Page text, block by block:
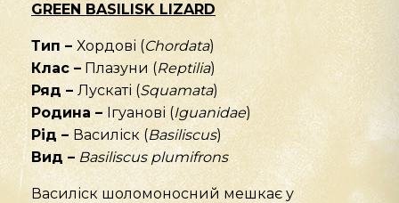
GREEN BASILISK LIZARD
Тип – Хордові (Chordata)
Клас – Плазуни (Reptilia)
Ряд – Лускаті (Squamata)
Родина – Ігуанові (Iguanidae)
Рід – Василіск (Basiliscus)
Вид – Basiliscus plumifrons
Василіск шоломоносний мешкає у